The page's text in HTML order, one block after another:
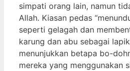
simpati orang lain, namun
Allah. Kiasan pedas
seperti gelagah dan
karung dan abu sebagai
menunjukkan betapa bo-
mereka yang menggunakan